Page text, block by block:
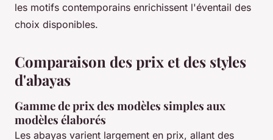
les motifs contemporains enrichissent l'éventail des
choix disponibles.
Comparaison des prix et des styles
d'abayas
Gamme de prix des modèles simples aux
modèles élaborés
Les abayas varient largement en prix, allant des